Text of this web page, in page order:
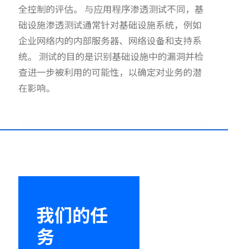
全控制的评估。 与应用程序渗透测试不同，基
础设施渗透测试通常针对基础设施系统，例如
企业网络内的内部服务器、网络设备和支持系
统。 测试的目的是识别基础设施中的漏洞并检
查进一步被利用的可能性，以确定对业务的潜
在影响。
我们的任
务